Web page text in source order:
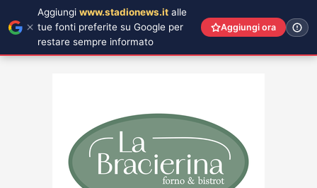
Aggiungi www.stadionews.it alle
tue fonti preferite su Google per
restare sempre informato
Aggiungi ora